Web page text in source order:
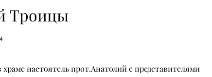
Троицы
настоятель прот.Анатолий с представителями